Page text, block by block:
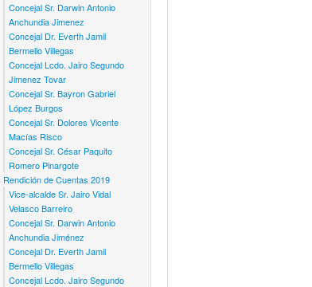
Concejal Sr. Darwin Antonio
Anchundia Jimenez
Concejal Dr. Everth Jamil
Bermello Villegas
Concejal Lcdo. Jairo Segundo
Jimenez Tovar
Concejal Sr. Bayron Gabriel
López Burgos
Concejal Sr. Dolores Vicente
Macías Risco
Concejal Sr. César Paquito
Romero Pinargote
Rendición de Cuentas 2019
Vice-alcalde Sr. Jairo Vidal
Velasco Barreiro
Concejal Sr. Darwin Antonio
Anchundia Jiménez
Concejal Dr. Everth Jamil
Bermello Villegas
Concejal Lcdo. Jairo Segundo